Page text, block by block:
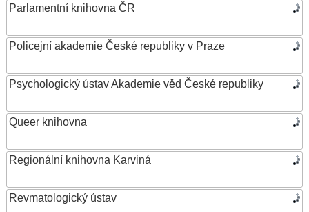
Parlamentní knihovna ČR
Policejní akademie České republiky v Praze
Psychologický ústav Akademie věd České republiky
Queer knihovna
Regionální knihovna Karviná
Revmatologický ústav